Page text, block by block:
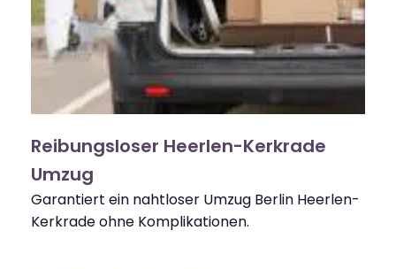
Reibungsloser Heerlen-Kerkrade
Umzug
Garantiert ein nahtloser Umzug Berlin Heerlen-
Kerkrade ohne Komplikationen.